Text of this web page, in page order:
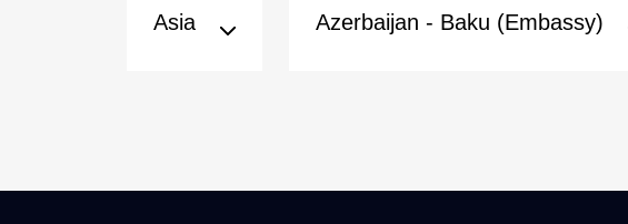
Asia Azerbaijan - Baku (Embassy)